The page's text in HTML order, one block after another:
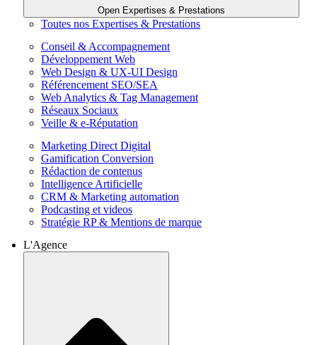
Open Expertises & Prestations
Toutes nos Expertises & Prestations
Conseil & Accompagnement
Développement Web
Web Design & UX-UI Design
Référencement SEO/SEA
Web Analytics & Tag Management
Réseaux Sociaux
Veille & e-Réputation
Marketing Direct Digital
Gamification Conversion
Rédaction de contenus
Intelligence Artificielle
CRM & Marketing automation
Podcasting et videos
Stratégie RP & Mentions de marque
L'Agence